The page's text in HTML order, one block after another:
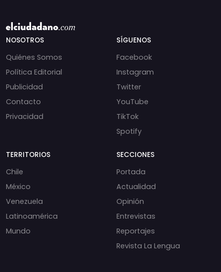
NOSOTROS
Quiénes Somos
Política Editorial
Publicidad
Contacto
Privacidad
SÍGUENOS
Facebook
Instagram
Twitter
YouTube
TikTok
Spotify
TERRITORIOS
Chile
México
Venezuela
Latinoamérica
Mundo
SECCIONES
Portada
Actualidad
Opinión
Entrevistas
Reportajes
Revista La Lengua